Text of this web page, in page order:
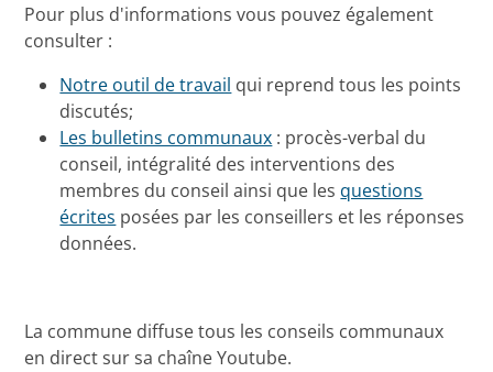
Pour plus d'informations vous pouvez également
consulter :
Notre outil de travail qui reprend tous les points
discutés;
Les bulletins communaux : procès-verbal du
conseil, intégralité des interventions des
membres du conseil ainsi que les questions
écrites posées par les conseillers et les réponses
données.
La commune diffuse tous les conseils communaux
en direct sur sa chaîne Youtube.